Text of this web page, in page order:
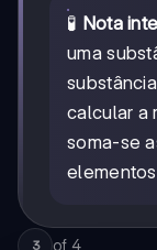
🧪 Nota
uma
calcular a
soma-se
3 of 4